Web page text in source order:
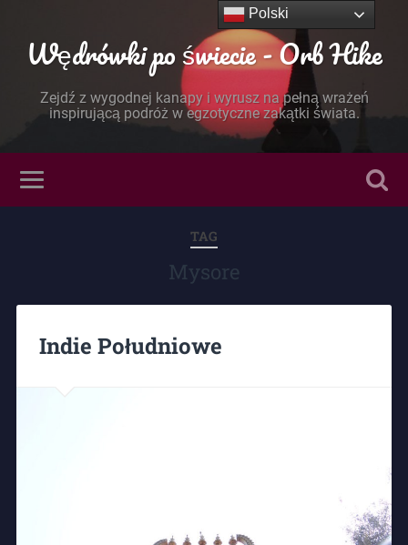
Wędrówki po świecie - Orb Hike
Zejdź z wygodnej kanapy i wyrusz na pełną wrażeń
inspirującą podróż w egzotyczne zakątki świata.
TAG
Mysore
Indie Południowe
Polski